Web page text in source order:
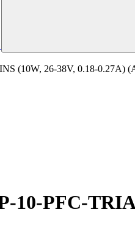
(10W, 26-38V, 0.18-0.27A)
10-PFC-